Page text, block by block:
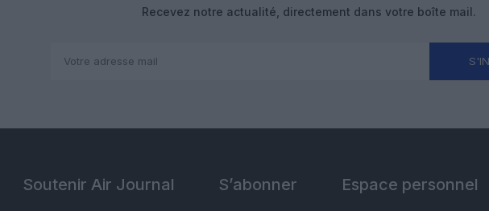
Recevez notre actualité, directement dans votre boîte mail.
Soutenir Air Journal S’abonner Espace personnel